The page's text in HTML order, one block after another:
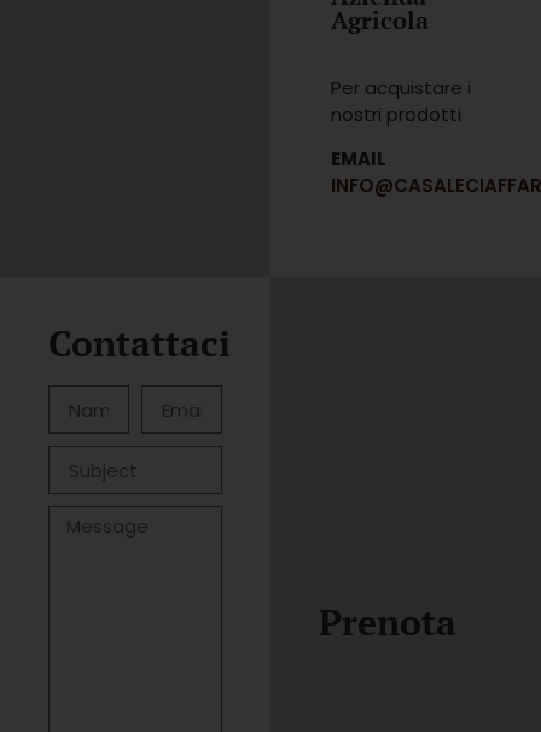
Agricola
Per acquistare i
nostri prodotti
EMAIL
Contattaci
Prenota